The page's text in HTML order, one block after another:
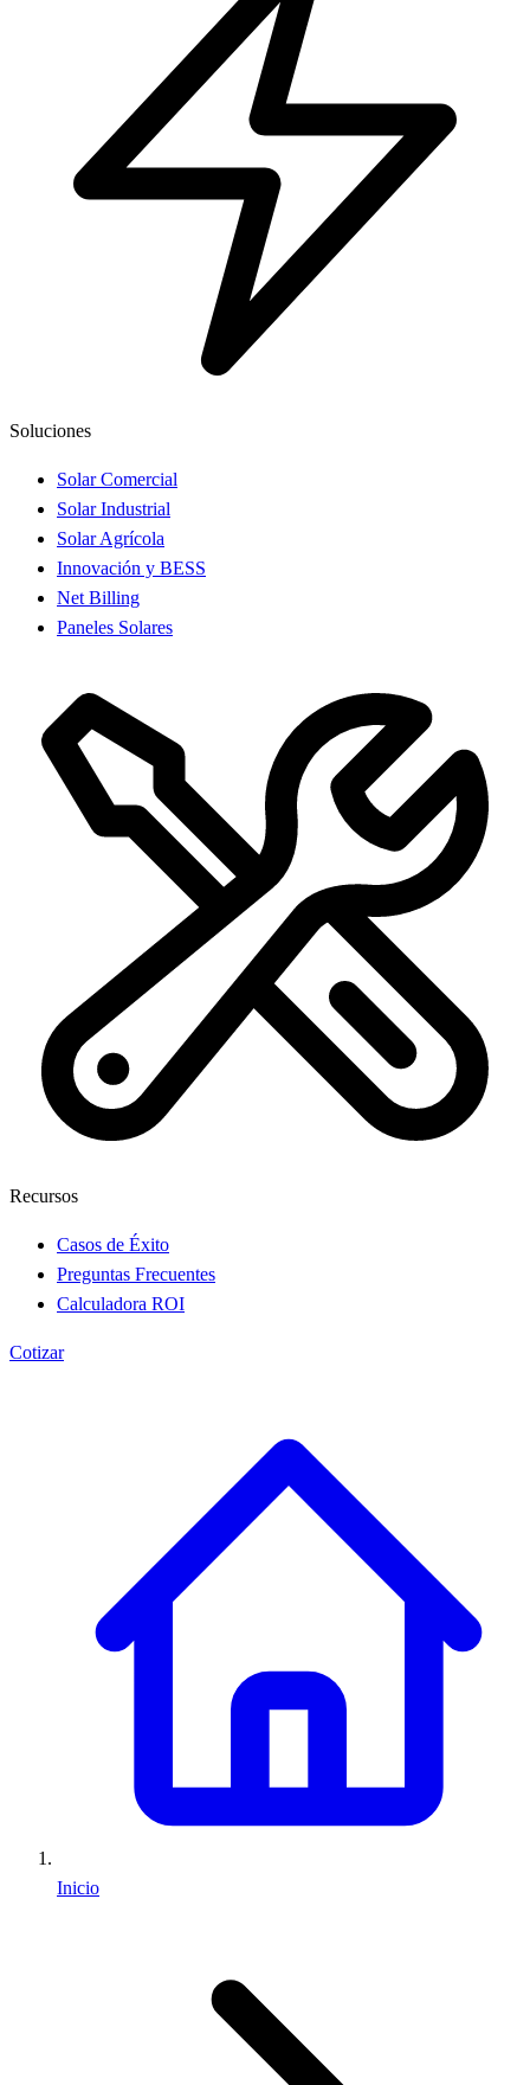
Soluciones
Solar Comercial
Solar Industrial
Solar Agrícola
Innovación y BESS
Net Billing
Paneles Solares
Recursos
Casos de Éxito
Preguntas Frecuentes
Calculadora ROI
Cotizar
Inicio